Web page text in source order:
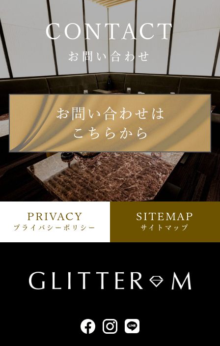
CONTACT
お問い合わせ
PRIVACY
プライバシーポリシー
SITEMAP
サイトマップ